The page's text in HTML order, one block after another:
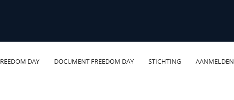
DAY DOCUMENT FREEDOM DAY STICHTING AANMELDEN